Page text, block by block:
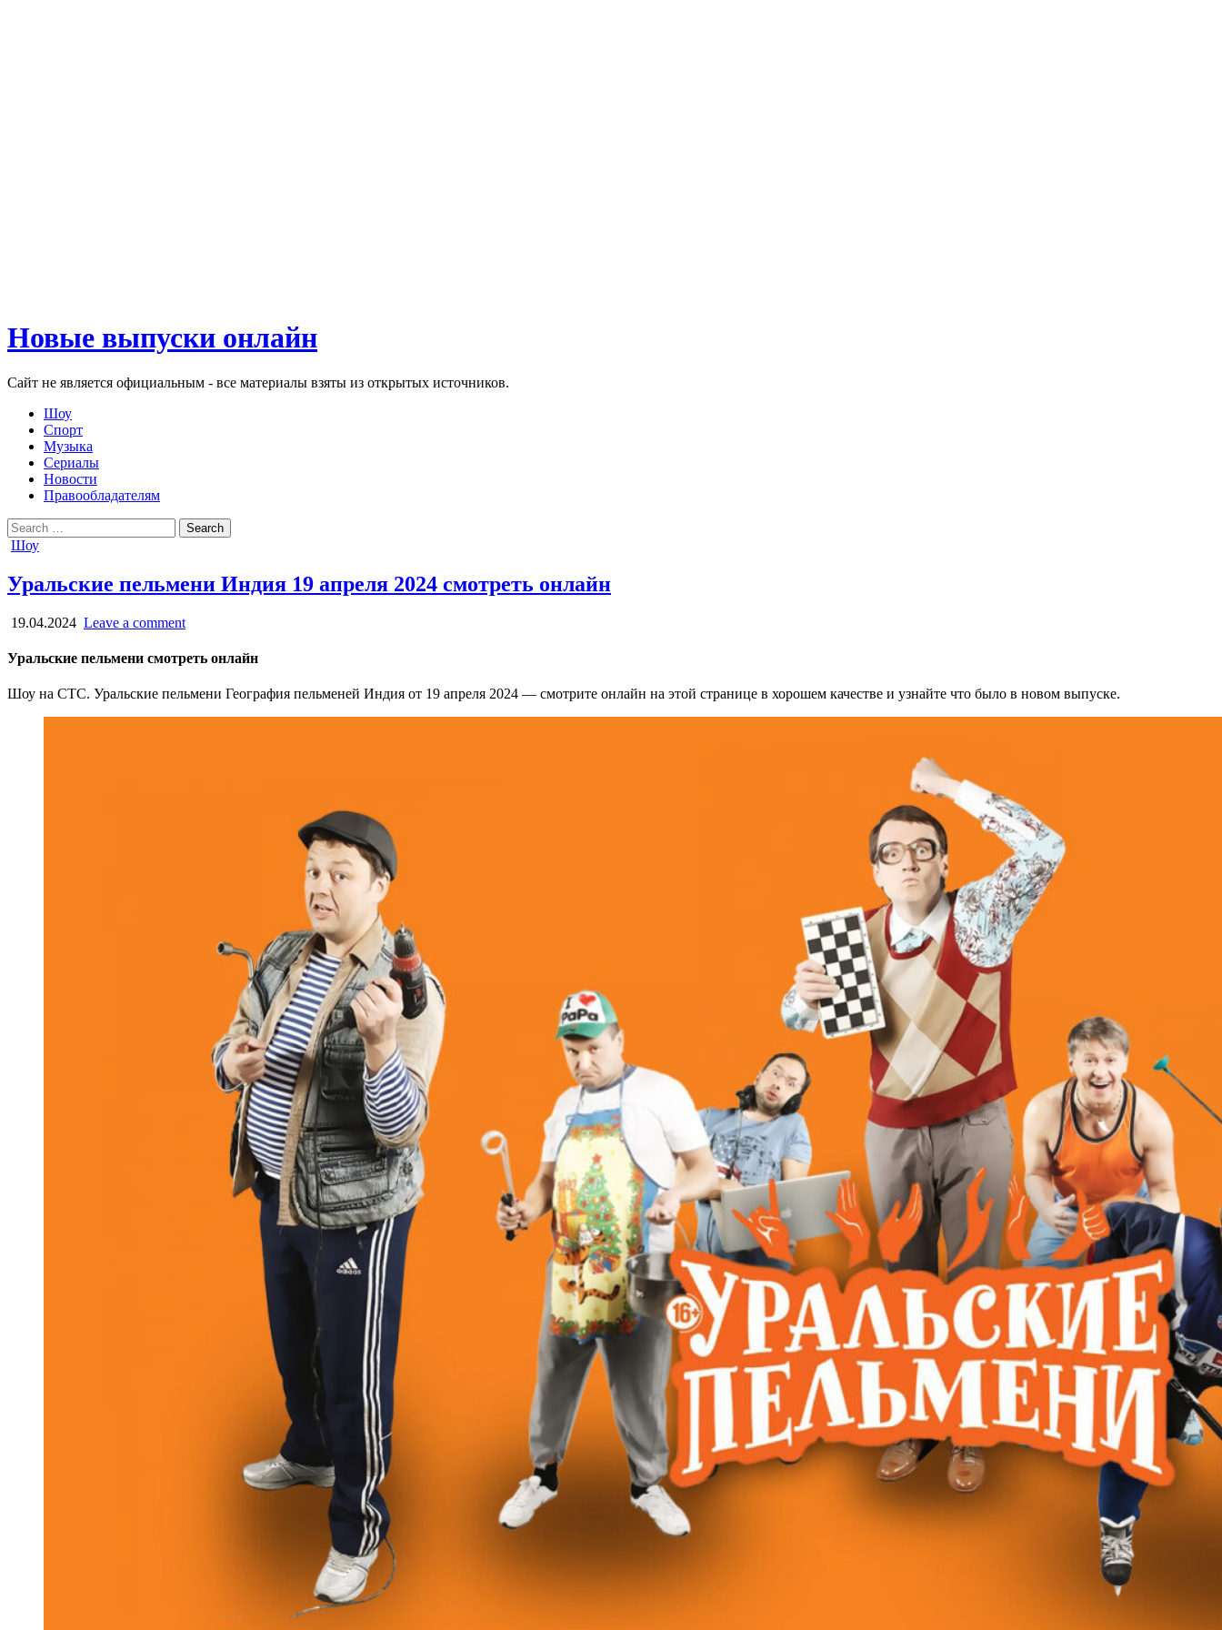
Новые выпуски онлайн
Сайт не является официальным - все материалы взяты из открытых источников.
Шоу
Спорт
Музыка
Сериалы
Новости
Правообладателям
Search
for:
Posted
Шоу
Уральские пельмени Индия 19 апреля 2024 смотреть онлайн
19.04.2024 Leave a comment
Уральские пельмени смотреть онлайн
Шоу на СТС. Уральские пельмени География пельменей Индия от 19 апреля 2024 — смотрите онлайн на этой странице в хорошем качестве и узнайте что было в новом выпуске.